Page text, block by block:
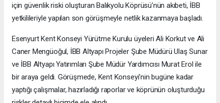
için güvenlik riski oluşturan Balıkyolu Köprüsü’nün akıbeti, İBB
yetkilileriyle yapılan son görüşmeyle netlik kazanmaya başladı.
Esenyurt Kent Konseyi Yürütme Kurulu üyeleri Ali Korkut ve Ali
Caner Mengüoğul, İBB Altyapı Projeler Şube Müdürü Ulaş Sunar
ve İBB Altyapı Yatırımları Şube Müdür Yardımcısı Murat Erol ile
bir araya geldi. Görüşmede, Kent Konseyi'nin bugüne kadar
yaptığı çalışmalar, hazırladığı raporlar ve köprünün oluşturduğu